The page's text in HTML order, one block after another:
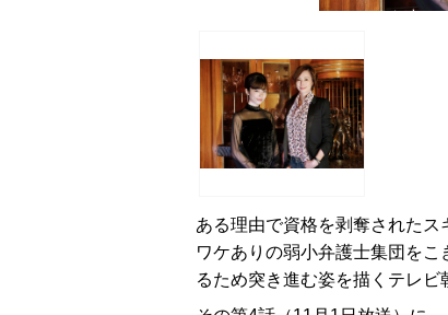
ある理由で資格を剥奪された
ワケありの弱小弁護士集団をこ
るため突き進む姿を描くテレビ